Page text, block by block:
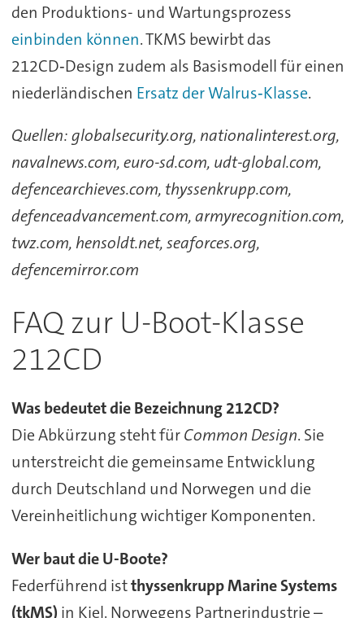
den Produktions- und Wartungsprozess
einbinden können. TKMS bewirbt das
212CD‑Design zudem als Basismodell für einen
niederländischen Ersatz der Walrus‑Klasse.
Quellen: globalsecurity.org, nationalinterest.org,
navalnews.com, euro-sd.com, udt-global.com,
defencearchieves.com, thyssenkrupp.com,
defenceadvancement.com, armyrecognition.com,
twz.com, hensoldt.net, seaforces.org,
defencemirror.com
FAQ zur U-Boot-Klasse
212CD
Was bedeutet die Bezeichnung 212CD?
Die Abkürzung steht fürCommon Design. Sie
unterstreicht die gemeinsame Entwicklung
durch Deutschland und Norwegen und die
Vereinheitlichung wichtiger Komponenten.
Wer baut die U-Boote?
Federführend istthyssenkrupp Marine Systems
(tkMS) in Kiel. Norwegens Partnerindustrie –